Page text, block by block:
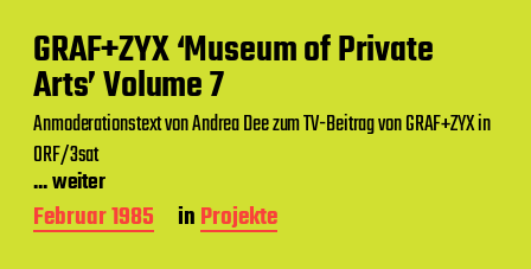
t
r
a
g
s
d
a
t
u
m
GRAF+ZYX ‘Museum of Private
Arts’ Volume 7
Anmoderationstext von Andrea Dee zum TV-Beitrag von GRAF+ZYX in
ORF/3sat
... weiter
B
e
Februar 1985 inProjekte